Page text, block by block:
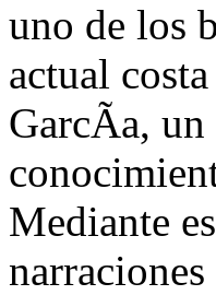
uno de los
actual
GarcÃ­a,
Mediante